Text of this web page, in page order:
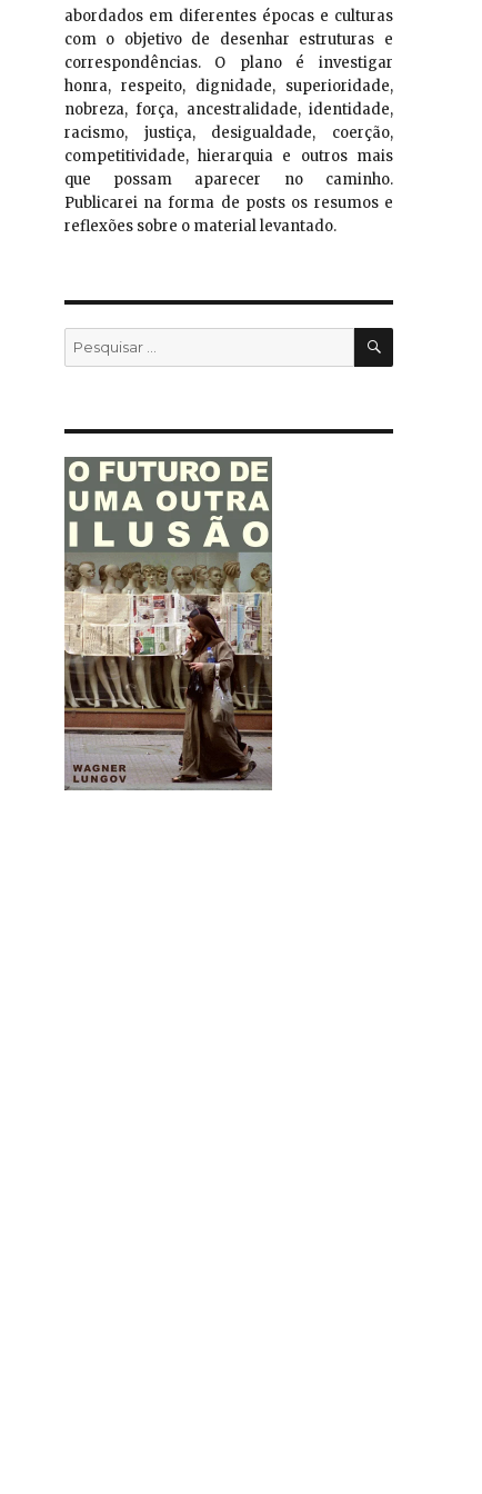
abordados em diferentes épocas e culturas
com o objetivo de desenhar estruturas e
correspondências. O plano é investigar
honra, respeito, dignidade, superioridade,
nobreza, força, ancestralidade, identidade,
racismo, justiça, desigualdade, coerção,
competitividade, hierarquia e outros mais
que possam aparecer no caminho.
Publicarei na forma de posts os resumos e
reflexões sobre o material levantado.
Pesquisar
por: